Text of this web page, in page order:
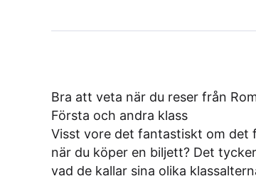
Bra att veta när du reser från
Första och andra klass
Visst vore det fantastiskt om det
när du köper en biljett? Det
vad de kallar sina olika